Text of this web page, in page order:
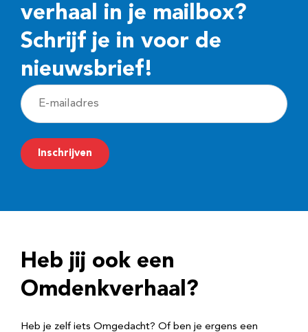
verhaal in je mailbox?
Schrijf je in voor de
nieuwsbrief!
E
-
m
a
r
e
Inschrijven
Heb jij ook een
Omdenkverhaal?
Heb je zelf iets Omgedacht? Of ben je ergens een